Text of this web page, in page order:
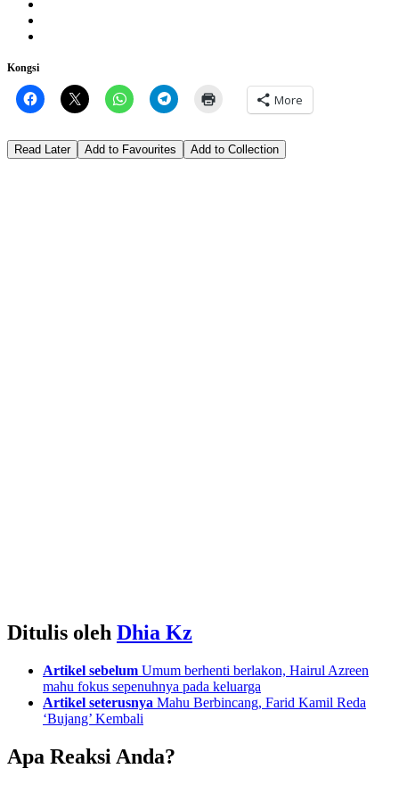
Kongsi
More
Read Later Add to Favourites Add to Collection
Ditulis oleh Dhia Kz
Artikel sebelum Umum berhenti berlakon, Hairul Azreen
mahu fokus sepenuhnya pada keluarga
Artikel seterusnya Mahu Berbincang, Farid Kamil Reda
‘Bujang’ Kembali
Apa Reaksi Anda?